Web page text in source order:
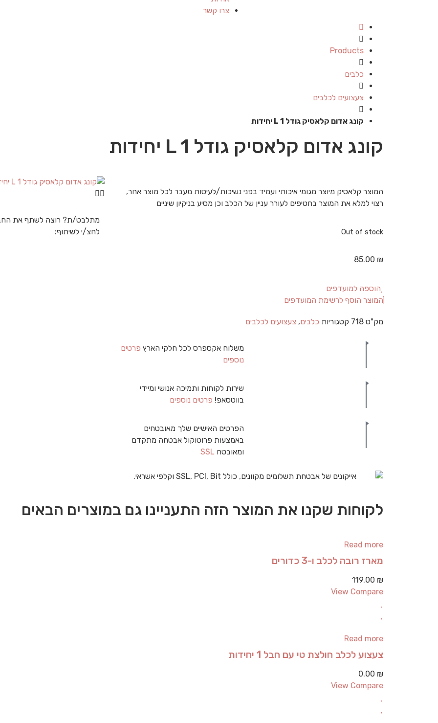
צרו קשר
Products
כלבים
צעצועים לכלבים
קונג אדום קלאסיק גודל L 1 יחידות
קונג אדום קלאסיק גודל L 1 יחידות
המוצר קלאסיק מיוצר מגומי איכותי ועמיד בפני נשיכות/לעיסות מעבר לכל מוצר אחר,
רצוי למלא את המוצר בחטיפים לעורר עניין של הכלב וכן מסיע בניקיון שיניים
Out of stock
85.00 ₪
הוספה למועדפים
המוצר הוסף לרשימת המועדפים
מק"ט 718 קטגוריות כלבים, צעצועים לכלבים
משלוח אקספרס לכל חלקי הארץ פרטים
נוספים
שירות לקוחות ותמיכה אנושי ומיידי
בווטסאפ! פרטים נוספים
הפרטים האישיים שלך מאובטחים
באמצעות פרוטוקול אבטחה מתקדם
ומאובטח SSL
מתלבט/ת? רוצה לשתף את
לחצ/י לשיתוף:
לקוחות שקנו את המוצר הזה התעניינו גם במוצרים הבאים
Read more
מארז רובה לכלב ו-3 כדורים
119.00 ₪
View Compare
Read more
צעצוע לכלב חולצת טי עם חבל 1 יחידות
0.00 ₪
View Compare